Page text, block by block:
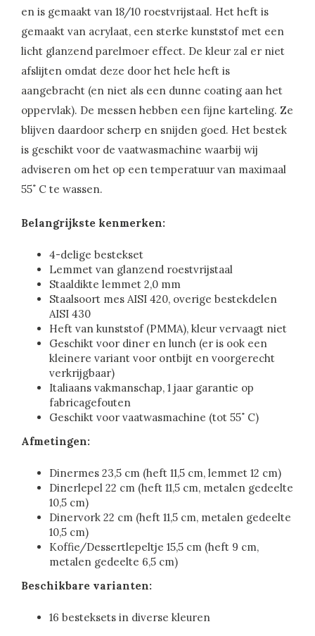
en is gemaakt van 18/10 roestvrijstaal. Het heft is
gemaakt van acrylaat, een sterke kunststof met een
licht glanzend parelmoer effect. De kleur zal er niet
afslijten omdat deze door het hele heft is
aangebracht (en niet als een dunne coating aan het
oppervlak). De messen hebben een fijne karteling. Ze
blijven daardoor scherp en snijden goed. Het bestek
is geschikt voor de vaatwasmachine waarbij wij
adviseren om het op een temperatuur van maximaal
55˚ C te wassen.
Belangrijkste kenmerken:
4-delige bestekset
Lemmet van glanzend roestvrijstaal
Staaldikte lemmet 2,0 mm
Staalsoort mes AISI 420, overige bestekdelen
AISI 430
Heft van kunststof (PMMA), kleur vervaagt niet
Geschikt voor diner en lunch (er is ook een
kleinere variant voor ontbijt en voorgerecht
verkrijgbaar)
Italiaans vakmanschap, 1 jaar garantie op
fabricagefouten
Geschikt voor vaatwasmachine (tot 55˚ C)
Afmetingen:
Dinermes 23,5 cm (heft 11,5 cm, lemmet 12 cm)
Dinerlepel 22 cm (heft 11,5 cm, metalen gedeelte
10,5 cm)
Dinervork 22 cm (heft 11,5 cm, metalen gedeelte
10,5 cm)
Koffie/Dessertlepeltje 15,5 cm (heft 9 cm,
metalen gedeelte 6,5 cm)
Beschikbare varianten:
16 besteksets in diverse kleuren